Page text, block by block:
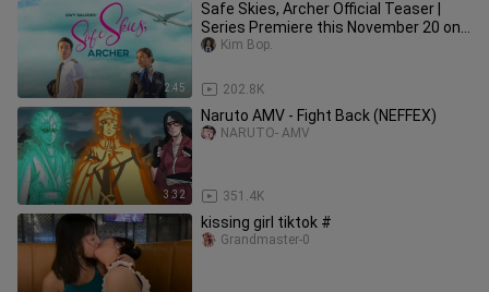
2:45
Safe Skies, Archer Official Teaser |
Series Premiere this November 20 on
Viva One | Studio Viva
202.8K
Kim Bop.
3:32
Naruto AMV - Fight Back (NEFFEX)
351.4K
NARUTO- AMV
kissing girl tiktok #
Grandmaster-0